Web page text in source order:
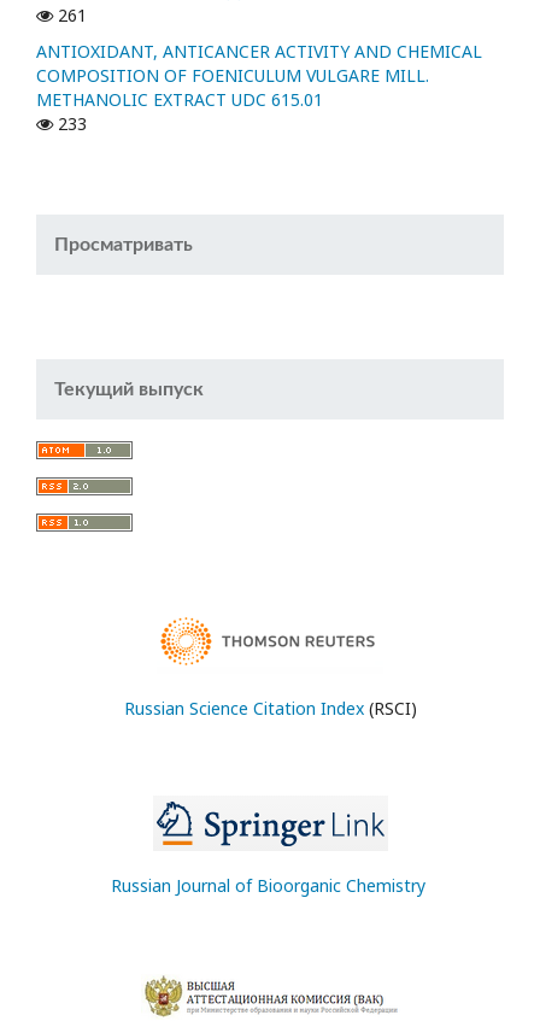
261
ANTIOXIDANT, ANTICANCER ACTIVITY AND CHEMICAL
COMPOSITION OF FOENICULUM VULGARE MILL.
METHANOLIC EXTRACT UDC 615.01
233
Просматривать
Текущий выпуск
Russian Science Citation Index(RSCI)
Russian Journal of Bioorganic Chemistry